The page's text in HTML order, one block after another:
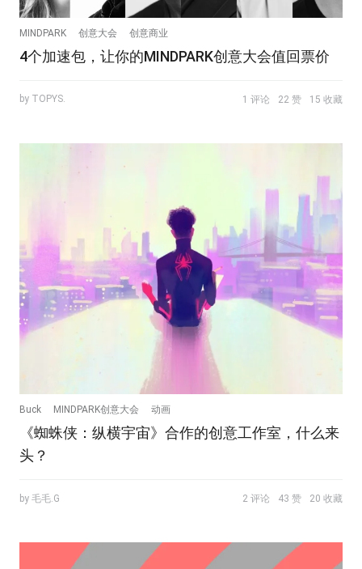
MINDPARK 创意大会 创意商业
4个加速包，让你的MINDPARK创意大会值回票价
by TOPYS. 1 评论 22 赞 15 收藏
Buck MINDPARK创意大会 动画
《蜘蛛侠：纵横宇宙》合作的创意工作室，什么来
头？
by 毛毛.G 2 评论 43 赞 20 收藏